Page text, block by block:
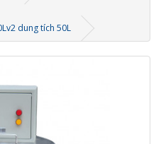
dung tích 50L